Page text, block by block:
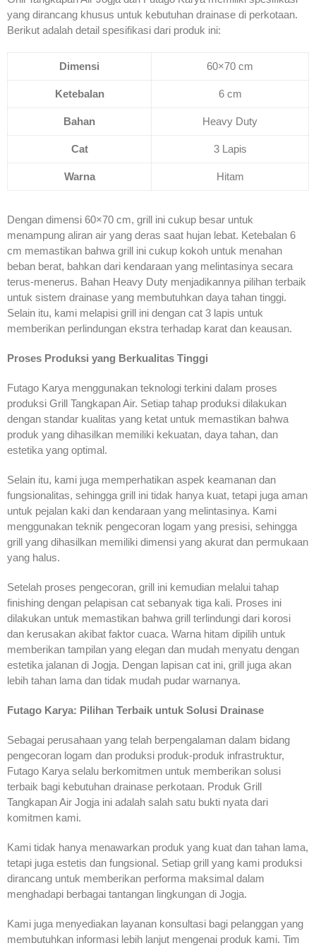
yang dirancang khusus untuk kebutuhan drainase di perkotaan.
Berikut adalah detail spesifikasi dari produk ini:
Dimensi 60×70 cm
Ketebalan 6 cm
Bahan Heavy Duty
Cat 3 Lapis
Warna Hitam
Dengan dimensi 60×70 cm, grill ini cukup besar untuk
menampung aliran air yang deras saat hujan lebat. Ketebalan 6
cm memastikan bahwa grill ini cukup kokoh untuk menahan
beban berat, bahkan dari kendaraan yang melintasinya secara
terus-menerus. Bahan Heavy Duty menjadikannya pilihan terbaik
untuk sistem drainase yang membutuhkan daya tahan tinggi.
Selain itu, kami melapisi grill ini dengan cat 3 lapis untuk
memberikan perlindungan ekstra terhadap karat dan keausan.
Proses Produksi yang Berkualitas Tinggi
Futago Karya menggunakan teknologi terkini dalam proses
produksi Grill Tangkapan Air. Setiap tahap produksi dilakukan
dengan standar kualitas yang ketat untuk memastikan bahwa
produk yang dihasilkan memiliki kekuatan, daya tahan, dan
estetika yang optimal.
Selain itu, kami juga memperhatikan aspek keamanan dan
fungsionalitas, sehingga grill ini tidak hanya kuat, tetapi juga aman
untuk pejalan kaki dan kendaraan yang melintasinya. Kami
menggunakan teknik pengecoran logam yang presisi, sehingga
grill yang dihasilkan memiliki dimensi yang akurat dan permukaan
yang halus.
Setelah proses pengecoran, grill ini kemudian melalui tahap
finishing dengan pelapisan cat sebanyak tiga kali. Proses ini
dilakukan untuk memastikan bahwa grill terlindungi dari korosi
dan kerusakan akibat faktor cuaca. Warna hitam dipilih untuk
memberikan tampilan yang elegan dan mudah menyatu dengan
estetika jalanan di Jogja. Dengan lapisan cat ini, grill juga akan
lebih tahan lama dan tidak mudah pudar warnanya.
Futago Karya: Pilihan Terbaik untuk Solusi Drainase
Sebagai perusahaan yang telah berpengalaman dalam bidang
pengecoran logam dan produksi produk-produk infrastruktur,
Futago Karya selalu berkomitmen untuk memberikan solusi
terbaik bagi kebutuhan drainase perkotaan. Produk Grill
Tangkapan Air Jogja ini adalah salah satu bukti nyata dari
komitmen kami.
Kami tidak hanya menawarkan produk yang kuat dan tahan lama,
tetapi juga estetis dan fungsional. Setiap grill yang kami produksi
dirancang untuk memberikan performa maksimal dalam
menghadapi berbagai tantangan lingkungan di Jogja.
Kami juga menyediakan layanan konsultasi bagi pelanggan yang
membutuhkan informasi lebih lanjut mengenai produk kami. Tim